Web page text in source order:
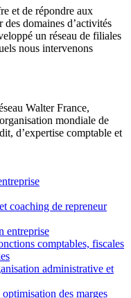
et de répondre aux
des domaines d’activités
un réseau de filiales
nous intervenons
Walter France,
mondiale de
d’expertise comptable et
coaching de repreneur
entreprise
comptables, fiscales
administrative et
des marges